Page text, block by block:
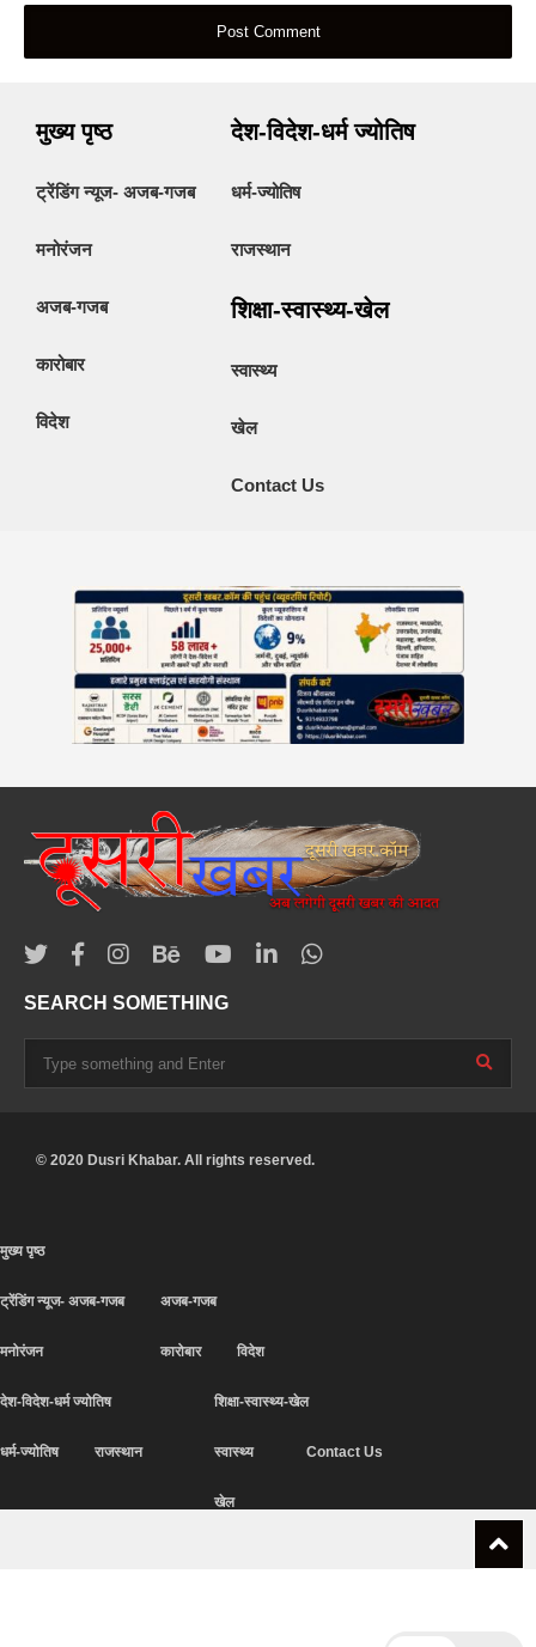
मुख्य पृष्ठ
ट्रेंडिंग न्यूज- अजब-गजब
मनोरंजन
अजब-गजब
कारोबार
विदेश
देश-विदेश-धर्म ज्योतिष
धर्म-ज्योतिष
राजस्थान
शिक्षा-स्वास्थ्य-खेल
स्वास्थ्य
खेल
Contact Us
SEARCH SOMETHING
© 2020 Dusri Khabar. All rights reserved.
मुख्य पृष्ठ
ट्रेंडिंग न्यूज- अजब-गजब
मनोरंजन
अजब-गजब
कारोबार विदेश
देश-विदेश-धर्म ज्योतिष
धर्म-ज्योतिष राजस्थान
शिक्षा-स्वास्थ्य-खेल
स्वास्थ्य
खेल
Contact Us